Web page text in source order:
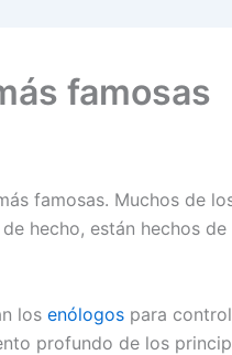
famosas
famosas. Muchos de
hecho, están hechos
los enólogos para
profundo de los